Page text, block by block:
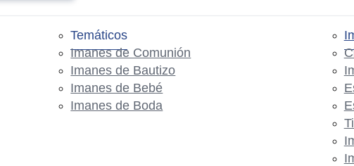
Temáticos
Imanes de Comunión
Imanes de Bautizo
Imanes de Bebé
Imanes de Boda